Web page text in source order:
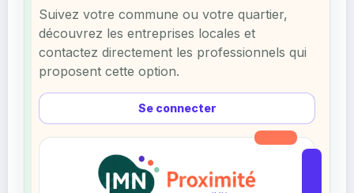
Se connecter
Suivez votre commune ou votre quartier,
découvrez les entreprises locales et
contactez directement les professionnels qui
proposent cette option.